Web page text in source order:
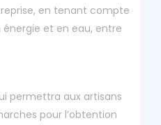
en tenant compte
et en eau, entre
permettra aux artisans
pour l’obtention